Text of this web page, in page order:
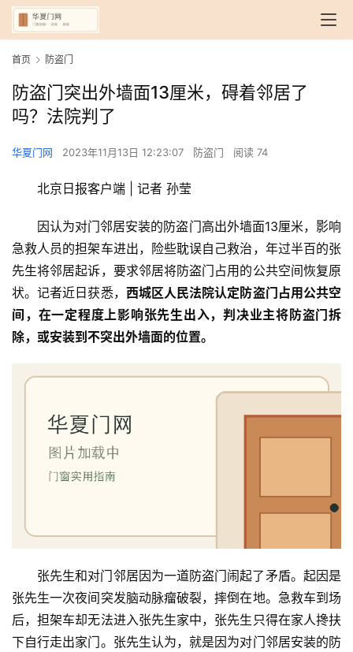
首页 防盗门
防盗门突出外墙面13厘米，碍着邻居了
吗？法院判了
华夏门网 2023年11月13日 12:23:07 防盗门 阅读 74
北京日报客户端 | 记者 孙莹
因认为对门邻居安装的防盗门高出外墙面13厘米，影响
急救人员的担架车进出，险些耽误自己救治，年过半百的张
先生将邻居起诉，要求邻居将防盗门占用的公共空间恢复原
状。记者近日获悉， 西城区人民法院认定防盗门占用公共空
间，在一定程度上影响张先生出入，判决业主将防盗门拆
除，或安装到不突出外墙面的位置。
张先生和对门邻居因为一道防盗门闹起了矛盾。起因是
张先生一次夜间突发脑动脉瘤破裂，摔倒在地。急救车到场
后，担架车却无法进入张先生家中，张先生只得在家人搀扶
下自行走出家门。张先生认为，就是因为对门邻居安装的防